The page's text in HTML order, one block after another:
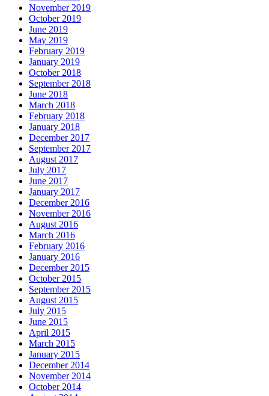
November 2019
October 2019
June 2019
May 2019
February 2019
January 2019
October 2018
September 2018
June 2018
March 2018
February 2018
January 2018
December 2017
September 2017
August 2017
July 2017
June 2017
January 2017
December 2016
November 2016
August 2016
March 2016
February 2016
January 2016
December 2015
October 2015
September 2015
August 2015
July 2015
June 2015
April 2015
March 2015
January 2015
December 2014
November 2014
October 2014